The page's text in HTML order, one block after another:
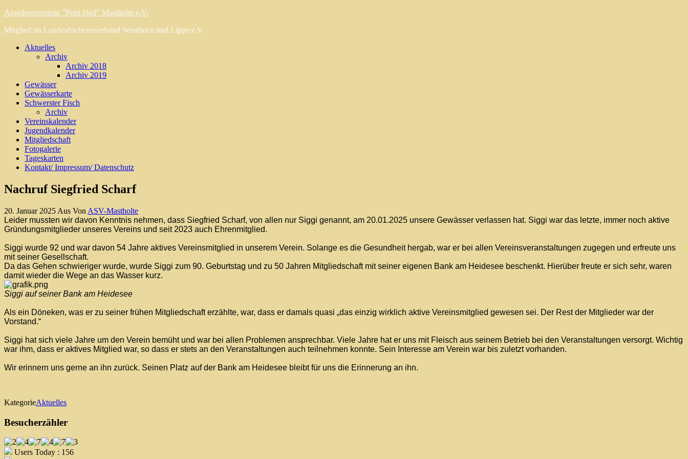
Angelsportverein "Petri Heil" Mastholte e.V.
Mitglied im Landesfischereiverband Westfalen und Lippe e.V.
Aktuelles
Archiv
Archiv 2018
Archiv 2019
Gewässer
Gewässerkarte
Schwerster Fisch
Archiv
Vereinskalender
Jugendkalender
Mitgliedschaft
Fotogalerie
Tageskarten
Kontakt/ Impressum/ Datenschutz
Nachruf Siegfried Scharf
20. Januar 2025 Aus Von ASV-Mastholte
Leider mussten wir davon Kenntnis nehmen, dass Siegfried Scharf, von allen nur Siggi genannt, am 20.01.2025 unsere Gewässer verlassen hat. Siggi war das letzte, immer noch aktive
Gründungsmitglieder unseres Vereins und seit 2023 auch Ehrenmitglied.
Siggi wurde 92 und war davon 54 Jahre aktives Vereinsmitglied in unserem Verein. Solange es die Gesundheit hergab, war er bei allen Vereinsveranstaltungen zugegen und erfreute uns
mit seiner Gesellschaft.
Da das Gehen schwieriger wurde, wurde Siggi zum 90. Geburtstag und zu 50 Jahren Mitgliedschaft mit seiner eigenen Bank am Heidesee beschenkt. Hierüber freute er sich sehr, waren
damit wieder die Wege an das Wasser kurz.
Siggi auf seiner Bank am Heidesee
Als ein Döneken, was er zu seiner frühen Mitgliedschaft erzählte, war, dass er damals quasi „das einzig wirklich aktive Vereinsmitglied gewesen sei. Der Rest der Mitglieder war der
Vorstand.“
Siggi hat sich viele Jahre um den Verein bemüht und war bei allen Problemen ansprechbar. Viele Jahre hat er uns mit Fleisch aus seinem Betrieb bei den Veranstaltungen versorgt. Wichtig
war ihm, dass er aktives Mitglied war, so dass er stets an den Veranstaltungen auch teilnehmen konnte. Sein Interesse am Verein war bis zuletzt vorhanden.
Wir erinnern uns gerne an ihn zurück. Seinen Platz auf der Bank am Heidesee bleibt für uns die Erinnerung an ihn.
KategorieAktuelles
Besucherzähler
Users Today : 156